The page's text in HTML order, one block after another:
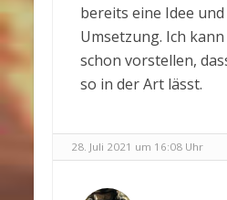
bereits eine Idee
Umsetzung. Ich
schon vorstellen,
so in der Art lässt.
28. Juli 2021 um 16:08 Uhr